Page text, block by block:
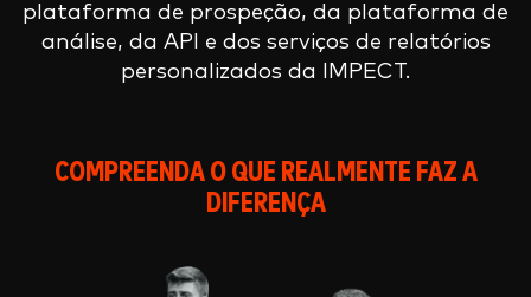
plataforma de prospeção, da plataforma de
análise, da API e dos serviços de relatórios
personalizados da IMPECT.
COMPREENDA O QUE REALMENTE FAZ A
DIFERENÇA